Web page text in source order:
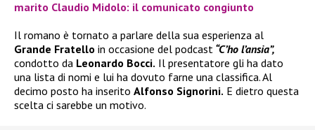
marito Claudio Midolo: il comunicato congiunto
Il romano è tornato a parlare della sua esperienza al
Grande Fratello in occasione del podcast “C’ho l’ansia”,
condotto da Leonardo Bocci. Il presentatore gli ha dato
una lista di nomi e lui ha dovuto farne una classifica. Al
decimo posto ha inserito Alfonso Signorini. E dietro questa
scelta ci sarebbe un motivo.